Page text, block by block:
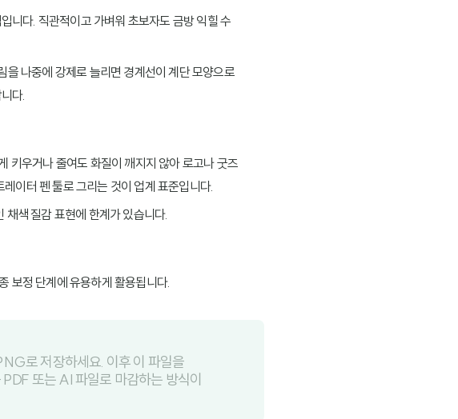
니다. 직관적이고 가벼워 초보자도 금방 익힐 수
을 나중에 강제로 늘리면 경계선이 계단 모양으로
다.
키우거나 줄여도 화질이 깨지지 않아 로고나 굿즈
레이터 펜 툴로 그리는 것이 업계 표준입니다.
색 질감 표현에 한계가 있습니다.
보정 단계에 유용하게 활용됩니다.
로 저장하세요. 이후 이 파일을
또는 AI 파일로 마감하는 방식이